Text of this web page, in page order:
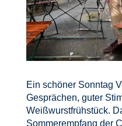
Ein schöner Sonntag
Gesprächen, guter
Weißwurstfrühstück.
Sommerempfang der